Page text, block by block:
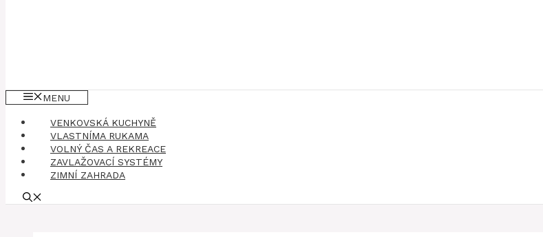
MENU
VENKOVSKÁ KUCHYNĚ
VLASTNÍMA RUKAMA
VOLNÝ ČAS A REKREACE
ZAVLAŽOVACÍ SYSTÉMY
ZIMNÍ ZAHRADA